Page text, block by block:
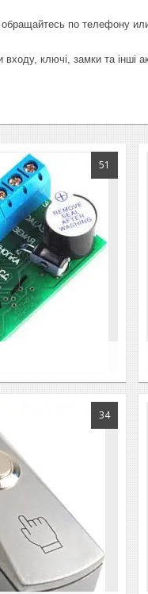
по телефону
входу, ключі, замки та
51
34